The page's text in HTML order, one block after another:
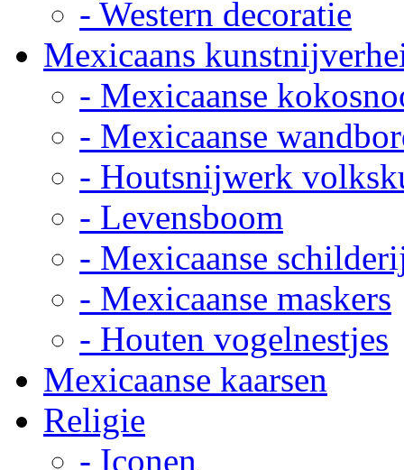
- Western decoratie
Mexicaans
- Mexicaanse
- Mexicaanse
- Houtsnijwerk
- Levensboom
- Mexicaanse
- Mexicaanse maskers
- Houten vogelnestjes
Mexicaanse kaarsen
Religie
- Iconen